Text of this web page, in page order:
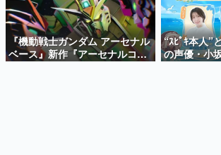
殿堂入り記事
SNS拡散数が数千以上！ ページビュ
ど。多くの人々に読まれた、電ファ
事をまとめました。
事だけでな
没入型のホ
『機動戦士ガンダム アーセナル
ベース』新作『アーセナルコマ
ンダー』発表！8月28日からオ
“ｽﾋﾟｷ本人”
の声優・小
ク・シユン